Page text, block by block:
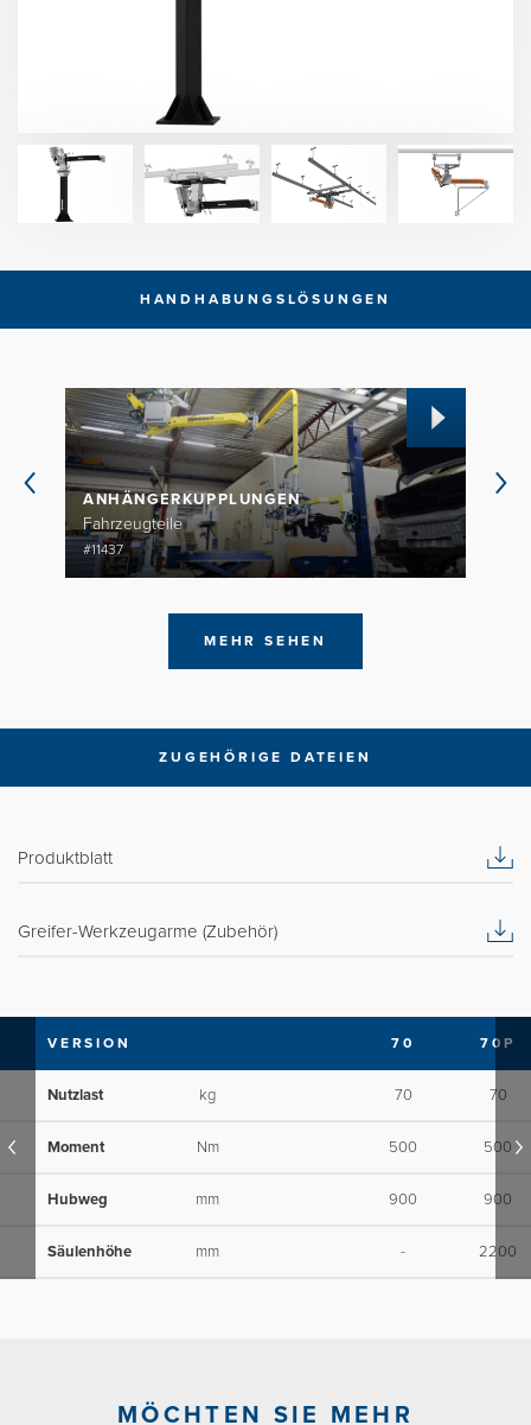
HANDHABUNGSLÖSUNGEN
ANHÄNGERKUPPLUNGEN
Fahrzeugteile
#11437
MEHR SEHEN
ZUGEHÖRIGE DATEIEN
Produktblatt
Greifer-Werkzeugarme (Zubehör)
VERSION 70 70P
Nutzlast kg 70 70
Moment Nm 500 500
Hubweg mm 900 900
Säulenhöhe mm - 2200
MÖCHTEN SIE MEHR